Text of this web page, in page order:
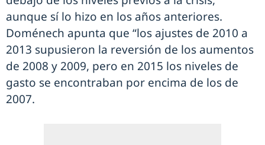
aunque sí lo hizo en los años anteriores.
Doménech apunta que “los ajustes de 2010 a
2013 supusieron la reversión de los aumentos
de 2008 y 2009, pero en 2015 los niveles de
gasto se encontraban por encima de los de
2007.